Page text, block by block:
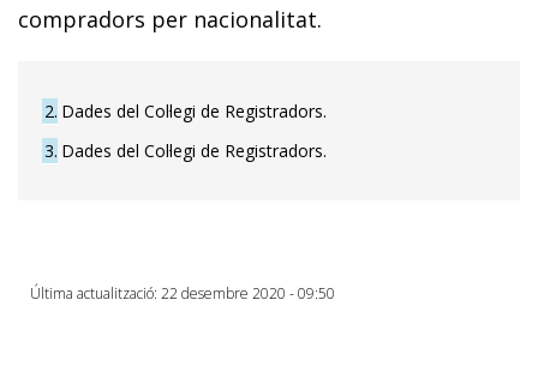
compradors per nacionalitat.
2 Dades del Col·legi de Registradors.
3 Dades del Col·legi de Registradors.
Última actualització: 22 desembre 2020 - 09:50